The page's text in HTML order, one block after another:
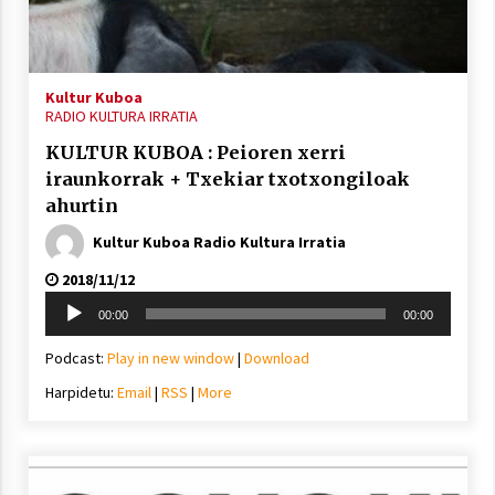
inguruko tailerraren audioa
2021/11/25
Mahai-ingurua: irratia, podcastak
2021/11/12
Arrosaren IX. Topaketak – Mila
Kultur Kuboa
RADIO KULTURA IRRATIA
KULTUR KUBOA : Peioren xerri
iraunkorrak + Txekiar txotxongiloak
ahurtin
Kultur Kuboa Radio Kultura Irratia
2018/11/12
Soinu
erreproduzigailua
00:00 00:00
Podcast: Play in new window| Download
Harpidetu: Email| RSS | More